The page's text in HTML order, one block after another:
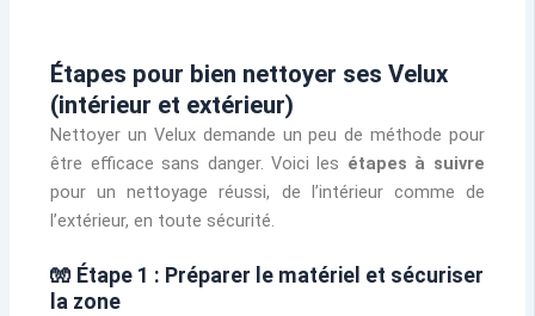
Étapes pour bien nettoyer ses Velux
(intérieur et extérieur)
Nettoyer un Velux demande un peu de méthode pour
être efficace sans danger. Voici les étapes à suivre
pour un nettoyage réussi, de l’intérieur comme de
l’extérieur, en toute sécurité.
🧤 Étape 1 : Préparer le matériel et sécuriser
la zone